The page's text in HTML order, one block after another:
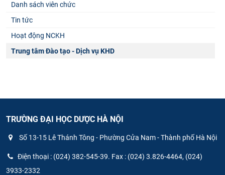
Danh sách viên chức
Tin tức
Hoạt động NCKH
Trung tâm Đào tạo - Dịch vụ KHD
TRƯỜNG ĐẠI HỌC DƯỢC HÀ NỘI
Số 13-15 Lê Thánh Tông - Phường Cửa Nam - Thành phố Hà Nội
Điện thoại : (024) 382-545-39. Fax : (024) 3.826-4464, (024)
3933-2332